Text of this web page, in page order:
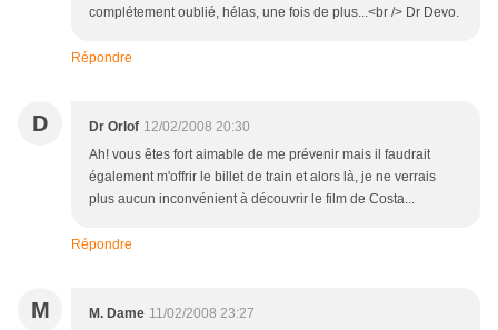
complétement oublié, hélas, une fois de plus...<br /> Dr Devo.
Répondre
D Dr Orlof 12/02/2008 20:30
Ah! vous êtes fort aimable de me prévenir mais il faudrait
également m'offrir le billet de train et alors là, je ne verrais
plus aucun inconvénient à découvrir le film de Costa...
Répondre
M M. Dame 11/02/2008 23:27